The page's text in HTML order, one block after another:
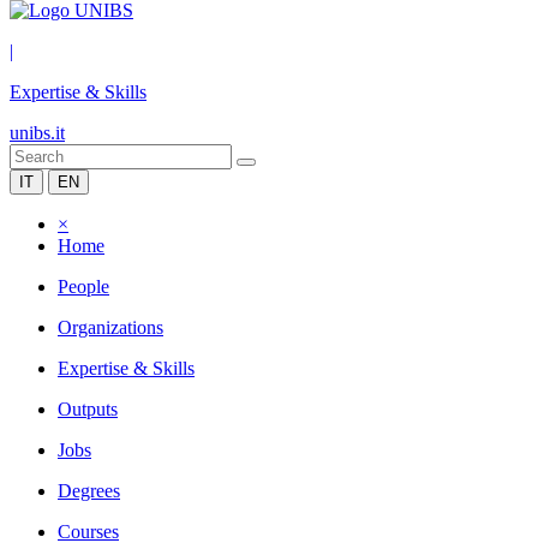
|
Expertise & Skills
unibs.it
IT EN
×
Home
People
Organizations
Expertise & Skills
Outputs
Jobs
Degrees
Courses